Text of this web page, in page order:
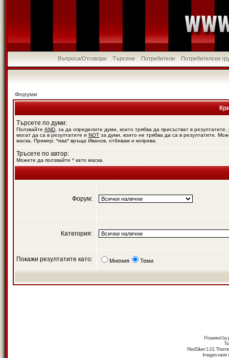
Въпроси/Отговори Търсене Потребители Потребителски
Форуми
Търсете по думи:
Ползвайте AND , за да определите думи, които трябва да присъстват в резултатите,
могат да са в резултатите и NOT за думи, които не трябва да са в резултатите.
маска. Пример: *ива* връща Иванов, отбивам и коприва.
Тръсете по автор:
Можете да ползвайте * като маска.
Форум:
Категория:
Покажи резултатите като: Мнения Теми
Powered by
RedSilver 1.01
Images were